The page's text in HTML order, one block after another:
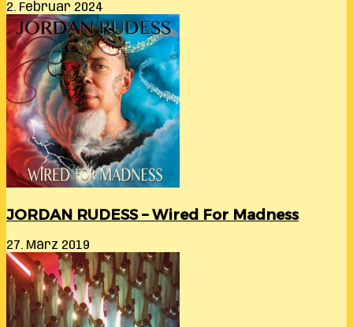
2. Februar 2024
JORDAN RUDESS – Wired For Madness
27. März 2019